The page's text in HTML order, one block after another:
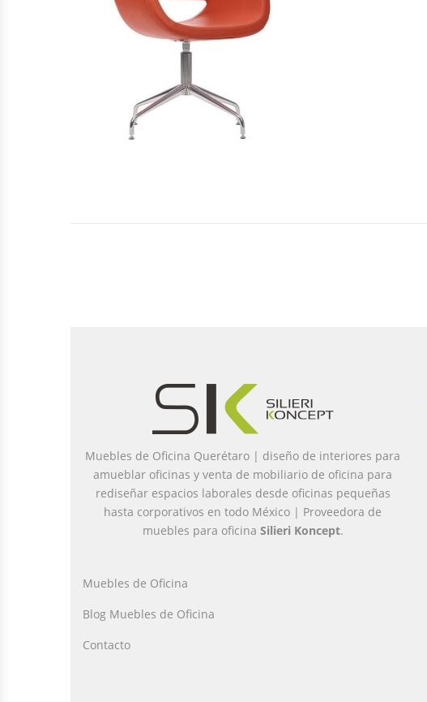
Muebles de Oficina Querétaro | diseño de interiores para
amueblar oficinas y venta de mobiliario de oficina para
rediseñar espacios laborales desde oficinas pequeñas
hasta corporativos en todo México | Proveedora de
muebles para oficina Silieri Koncept.
Muebles de Oficina
Blog Muebles de Oficina
Contacto